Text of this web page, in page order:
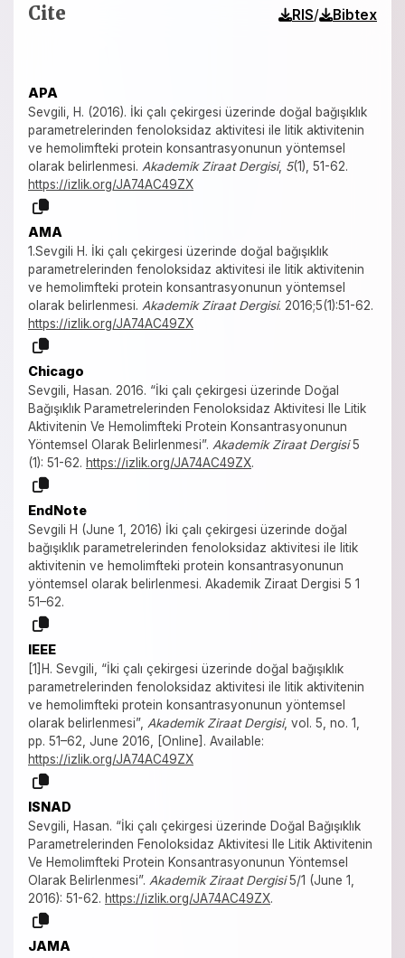
Cite RIS/ Bibtex
APA
Sevgili, H. (2016). İki çalı çekirgesi üzerinde doğal bağışıklık
parametrelerinden fenoloksidaz aktivitesi ile litik aktivitenin
ve hemolimfteki protein konsantrasyonunun yöntemsel
olarak belirlenmesi. Akademik Ziraat Dergisi, 5(1), 51-62.
https://izlik.org/JA74AC49ZX
AMA
1.Sevgili H. İki çalı çekirgesi üzerinde doğal bağışıklık
parametrelerinden fenoloksidaz aktivitesi ile litik aktivitenin
ve hemolimfteki protein konsantrasyonunun yöntemsel
olarak belirlenmesi. Akademik Ziraat Dergisi. 2016;5(1):51-62.
https://izlik.org/JA74AC49ZX
Chicago
Sevgili, Hasan. 2016. “İki çalı çekirgesi üzerinde Doğal
Bağışıklık Parametrelerinden Fenoloksidaz Aktivitesi Ile Litik
Aktivitenin Ve Hemolimfteki Protein Konsantrasyonunun
Yöntemsel Olarak Belirlenmesi”. Akademik Ziraat Dergisi5
(1): 51-62. https://izlik.org/JA74AC49ZX.
EndNote
Sevgili H (June 1, 2016) İki çalı çekirgesi üzerinde doğal
bağışıklık parametrelerinden fenoloksidaz aktivitesi ile litik
aktivitenin ve hemolimfteki protein konsantrasyonunun
yöntemsel olarak belirlenmesi. Akademik Ziraat Dergisi 5 1
51–62.
IEEE
[1]H. Sevgili, “İki çalı çekirgesi üzerinde doğal bağışıklık
parametrelerinden fenoloksidaz aktivitesi ile litik aktivitenin
ve hemolimfteki protein konsantrasyonunun yöntemsel
olarak belirlenmesi”, Akademik Ziraat Dergisi, vol. 5, no. 1,
pp. 51–62, June 2016, [Online]. Available:
https://izlik.org/JA74AC49ZX
ISNAD
Sevgili, Hasan. “İki çalı çekirgesi üzerinde Doğal Bağışıklık
Parametrelerinden Fenoloksidaz Aktivitesi Ile Litik Aktivitenin
Ve Hemolimfteki Protein Konsantrasyonunun Yöntemsel
Olarak Belirlenmesi”. Akademik Ziraat Dergisi5/1 (June 1,
2016): 51-62. https://izlik.org/JA74AC49ZX.
JAMA